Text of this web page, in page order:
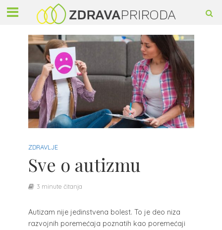
ZDRAVLJE
Sve o autizmu
3 minute čitanja
Autizam nije jedinstvena bolest. To je deo niza
razvojnih poremećaja poznatih kao poremećaji